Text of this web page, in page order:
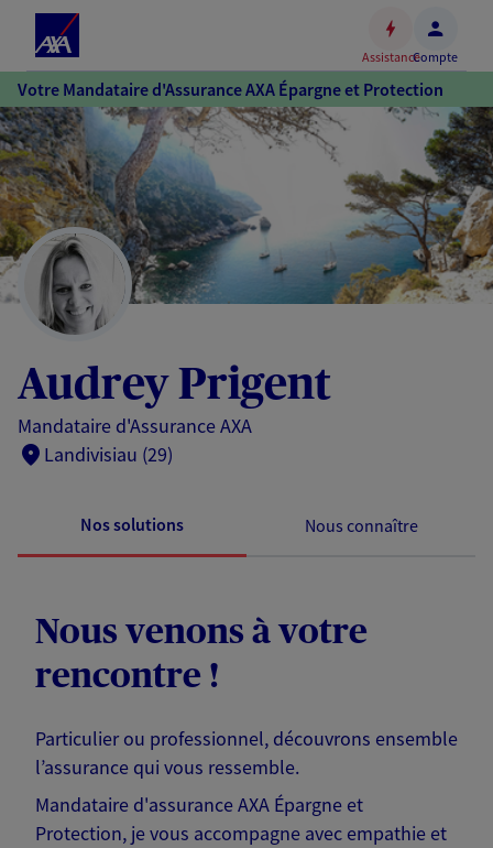
Accéder
au
contenu
principal
au
pied
page
AssistanceCompte
Votre Mandataire d'Assurance AXA Épargne et Protection
Audrey Prigent
Mandataire d'Assurance AXA
Landivisiau (29)
Nos solutions Nous connaître
Nous venons à votre
rencontre !
Particulier ou professionnel, découvrons ensemble
l’assurance qui vous ressemble.
Mandataire d'assurance AXA Épargne et
Protection, je vous accompagne avec empathie et